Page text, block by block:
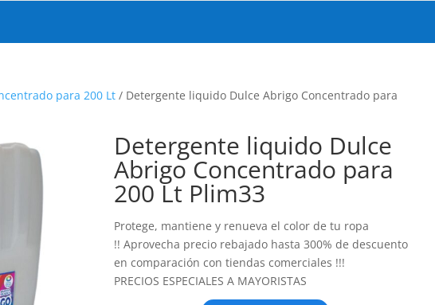
para 200 Lt / Detergente liquido Dulce Abrigo Concentrado para
Detergente liquido Dulce
Abrigo Concentrado para
200 Lt Plim33
Protege, mantiene y renueva el color de tu ropa
!! Aprovecha precio rebajado hasta 300% de descuento
en comparación con tiendas comerciales !!!
PRECIOS ESPECIALES A MAYORISTAS